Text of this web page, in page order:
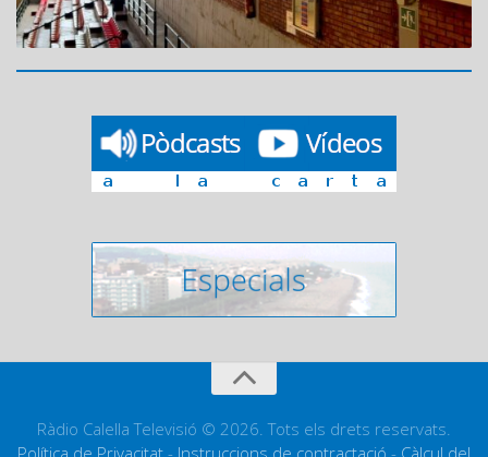
Ràdio Calella Televisió © 2026. Tots els drets reservats.
Política de Privacitat - Instruccions de contractació - Càlcul del